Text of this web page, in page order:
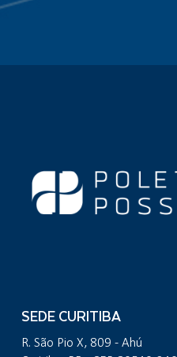
SEDE CURITIBA
R. São Pio X, 809 - Ahú